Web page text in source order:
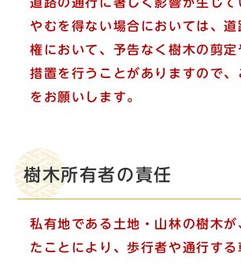
やむを得ない場合においては、
権において、予告なく樹木の剪定
措置を行うことがありますので、
をお願いします。
樹木所有者の責任
私有地である土地・山林の樹木が
たことにより、歩行者や通行す